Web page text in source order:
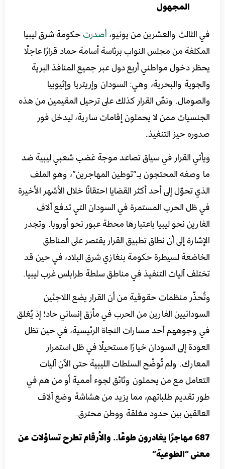
المجهول
في الثالث والعشرين من يونيو،أصدرتحكومة شرق ليبيا
المكلفة من مجلس النواب برئاسة أسامة حماد قرارًا عاجلًا
يحظر دخول مواطني أربع دول عبر جميع المنافذ البرية
والجوية والبحرية، وهي: السودان وإريتريا وإثيوبيا
والصومال. ونصّ القرار كذلك على ترحيل المقيمين من هذه
الجنسيات ممن لا يحملون إقامات سارية، ليدخل فور
صدوره حيز التنفيذ.
ويأتي القرار في سياق تصاعد موجة غضب شعبي ليبية ضد
ما وصفه المحتجون بـ”توطين المهاجرين”، وهو الملف
الذي تحوّل إلى أحد أكثر القضايا احتقانًا خلال الأشهر الأخيرة
في ظل الحرب المستمرة في السودان التي تدفع آلاف
الفارين نحو ليبيا باعتبارها محطة عبور نحو أوروبا. وتجدر
الإشارة إلى أن نطاق تطبيق القرار يقتصر على المناطق
الخاضعة لسيطرة حكومة بنغازي شرق البلاد، في حين قد
تختلف آليات التنفيذ في مناطق سلطة طرابلس غرب ليبيا.
وتُحذّر منظمات حقوقية من أن القرار يضع اللاجئين
السودانيين الفارين من الحرب في مأزق إنساني حاد؛ إذ يُغلق
في وجوههم أحد مسارات النجاة الرئيسية، في حين تظل
العودة إلى السودان خيارًا مستحيلًا في ظل استمرار
المعارك. ولم تُوضّح السلطات الليبية حتى الآن آليات
التعامل مع من يحملون وثائق لجوء أممية أو من هم في
طور تقديم طلباتهم، مما يزيد من هشاشة وضع آلاف
العالقين بين حدود مغلقة ووطن محترق.
687 مهاجرًا يغادرون طوعًا.. والأرقام تطرح تساؤلات عن
معنى “الطوعية”